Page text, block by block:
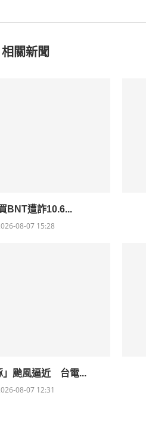
相關新聞
BNT遭詐10.6...
08-07 15:28
」颱風逼近 台電...
08-07 12:31